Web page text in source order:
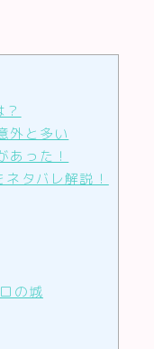
外と多い
あった！
タバレ解説！
の城